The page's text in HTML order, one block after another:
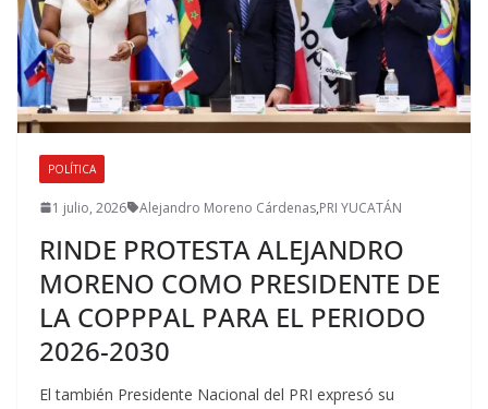
POLÍTICA
1 julio, 2026 Alejandro Moreno Cárdenas,PRI YUCATÁN
RINDE PROTESTA ALEJANDRO
MORENO COMO PRESIDENTE DE
LA COPPPAL PARA EL PERIODO
2026-2030
El también Presidente Nacional del PRI expresó su